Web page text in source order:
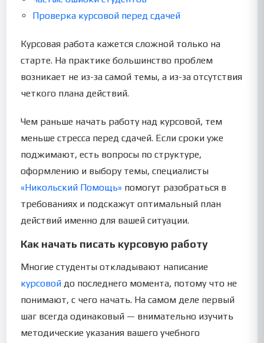
Проверка курсовой перед сдачей
Курсовая работа кажется сложной только на
старте. На практике большинство проблем
возникает не из-за самой темы, а из-за отсутствия
четкого плана действий.
Чем раньше начать работу над курсовой, тем
меньше стресса перед сдачей. Если сроки уже
поджимают, есть вопросы по структуре,
оформлению и выбору темы, специалисты
«Никольский Помощь» помогут разобраться в
требованиях и подскажут оптимальный план
действий именно для вашей ситуации.
Как начать писать курсовую работу
Многие студенты откладывают написание
курсовой до последнего момента, потому что не
понимают, с чего начать. На самом деле первый
шаг всегда одинаковый — внимательно изучить
методические указания вашего учебного